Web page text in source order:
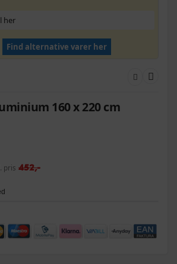
Find alternative varer her
160 x 220 cm
pris 452,-